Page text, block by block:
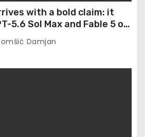
with a bold claim: it
5.6 Sol Max and Fable 5 on
use Damjan